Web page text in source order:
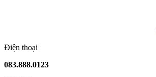
Điện thoại
083.888.0123